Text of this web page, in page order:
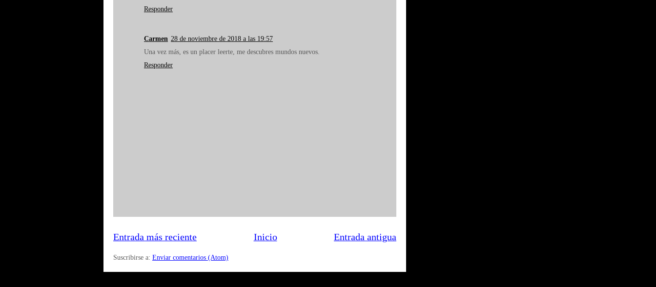
Responder
Carmen 28 de noviembre de 2018 a las 19:57
Una vez más, es un placer leerte, me descubres mundos nuevos.
Responder
Entrada más reciente Entrada antigua
Inicio
Suscribirse a: Enviar comentarios (Atom)